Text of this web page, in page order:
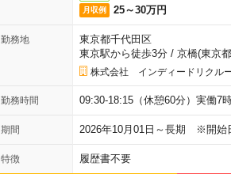
月収例 25～30万円
勤務地
東京都千代田区
東京駅から徒歩3分/ 京橋(東京
株式会社 インディードリクル
勤務時間 09:30-18:15（休憩60分）実働7
期間 2026年10月01日～長期 ※開
特徴 履歴書不要